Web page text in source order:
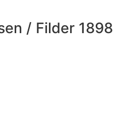
/ Filder 1898